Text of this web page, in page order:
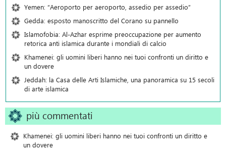
Yemen: “Aeroporto per aeroporto, assedio per assedio”
Gedda: esposto manoscritto del Corano su pannello
Islamofobia: Al-Azhar esprime preoccupazione per aumento
retorica anti islamica durante i mondiali di calcio
Khamenei: gli uomini liberi hanno nei tuoi confronti un diritto e
un dovere
Jeddah: la Casa delle Arti Islamiche, una panoramica su 15 secoli
di arte islamica
più commentati
Khamenei: gli uomini liberi hanno nei tuoi confronti un diritto e
un dovere